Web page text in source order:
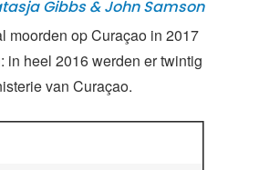
Gibbs & John Samson
moorden op Curaçao in 2017
in heel 2016 werden er twintig
van Curaçao.